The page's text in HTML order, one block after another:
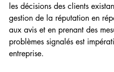
les décisions des clients
gestion de la réputation en
aux avis et en prenant des
problèmes signalés est
entreprise.